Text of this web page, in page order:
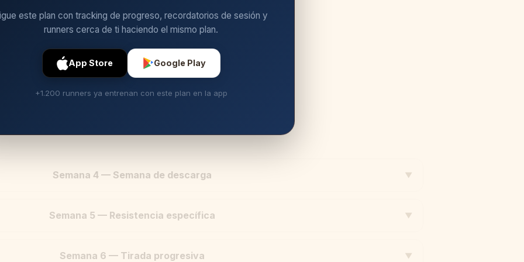
este plan con tracking de progreso, recordatorios de sesión y
runners cerca de ti haciendo el mismo plan.
App Store Google Play
+1.200 runners ya entrenan con este plan en la app
Semana 4 — Semana de descarga ▼
Semana 5 — Resistencia específica ▼
Semana 6 — Tirada progresiva ▼